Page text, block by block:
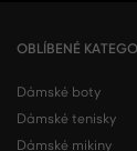
OBLÍBENÉ
Dámské boty
Dámské tenisky
Dámské mikiny